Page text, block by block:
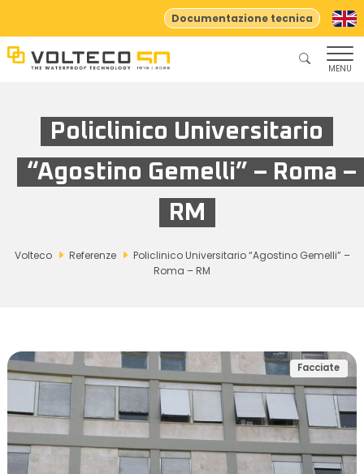
Documentazione tecnica
MENU
Policlinico Universitario
“Agostino Gemelli” – Roma –
RM
Volteco Referenze
Policlinico Universitario “Agostino Gemelli” –
Roma – RM
Facciate